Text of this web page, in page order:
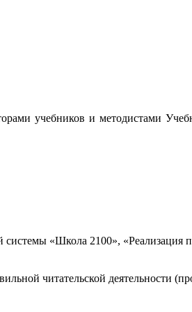
учебников и методистами
«Школа 2100», «Реализация
читательской деятельности